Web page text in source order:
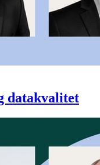
datakvalitet